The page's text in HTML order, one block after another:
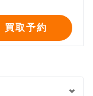
買取予約